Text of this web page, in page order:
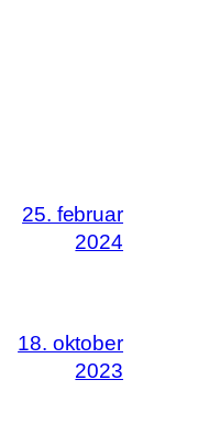
25. februar
2024
18. oktober
2023